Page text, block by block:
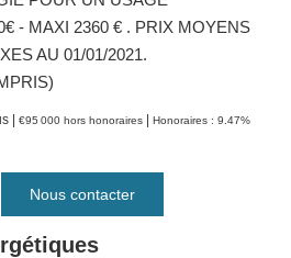
- MAXI 2360 € . PRIX MOYENS
AU 01/01/2021.
| €95 000 hors honoraires | Honoraires : 9.47%
Nous contacter